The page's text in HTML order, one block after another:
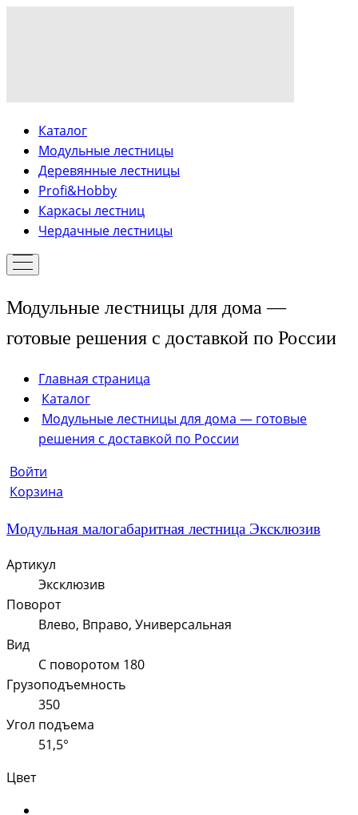
Каталог
Модульные лестницы
Деревянные лестницы
Profi&Hobby
Каркасы лестниц
Чердачные лестницы
Модульные лестницы для дома —
готовые решения с доставкой по России
Главная страница
Каталог
Модульные лестницы для дома — готовые
решения с доставкой по России
Войти
Корзина
Модульная малогабаритная лестница Эксклюзив
Артикул
Эксклюзив
Поворот
Влево, Вправо, Универсальная
Вид
С поворотом 180
Грузоподъемность
350
Угол подъема
51,5°
Цвет